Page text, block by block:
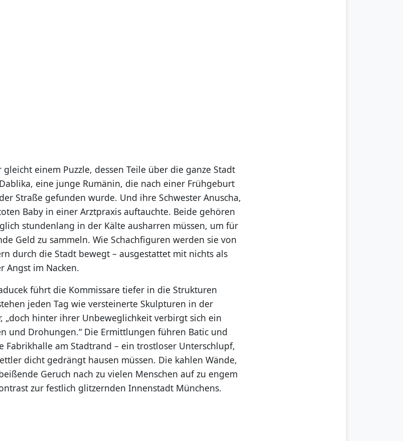
einem Puzzle, dessen Teile über die ganze Stadt
eine junge Rumänin, die nach einer Frühgeburt
Straße gefunden wurde. Und ihre Schwester Anuscha,
Baby in einer Arztpraxis auftauchte. Beide gehören
stundenlang in der Kälte ausharren müssen, um für
Geld zu sammeln. Wie Schachfiguren werden sie von
durch die Stadt bewegt – ausgestattet mit nichts als
Angst im Nacken.
führt die Kommissare tiefer in die Strukturen
jeden Tag wie versteinerte Skulpturen in der
„doch hinter ihrer Unbeweglichkeit verbirgt sich ein
und Drohungen.“ Die Ermittlungen führen Batic und
Fabrikhalle am Stadtrand – ein trostloser Unterschlupf,
dicht gedrängt hausen müssen. Die kahlen Wände,
Geruch nach zu vielen Menschen auf zu engem
zur festlich glitzernden Innenstadt Münchens.